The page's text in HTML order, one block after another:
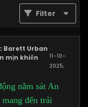
Filter
Barett Urban
mịn khiến
11-10-
2025,
nằm sát An
đến trải